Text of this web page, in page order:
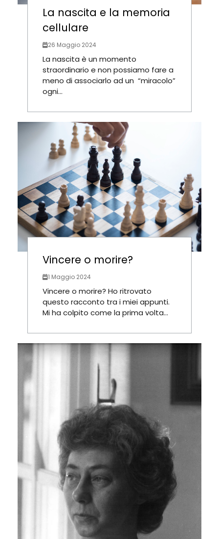
La nascita e la memoria
cellulare
26 Maggio 2024
La nascita è un momento
straordinario e non possiamo fare a
meno di associarlo ad un “miracolo”
ogni...
Vincere o morire?
1 Maggio 2024
Vincere o morire? Ho ritrovato
questo racconto tra i miei appunti.
Mi ha colpito come la prima volta...